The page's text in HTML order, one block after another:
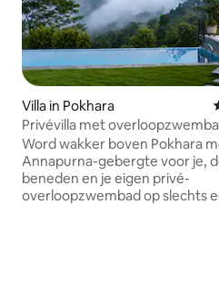
Villa in Pokhara
Privévilla met
uitzicht op de bergen en het
Word wakker boven Pokhara
Annapurna-gebergte voor je,
beneden en je eigen privé-
overloopzwembad op slechts